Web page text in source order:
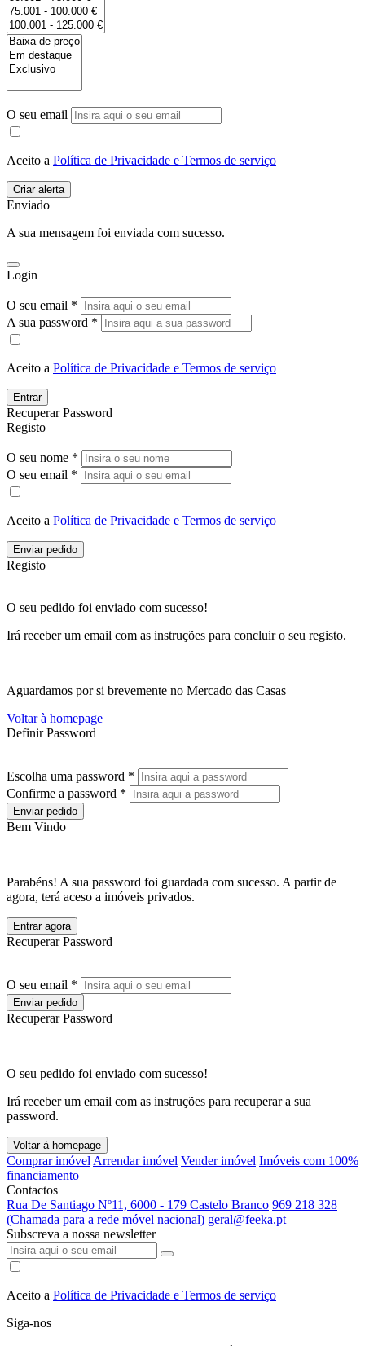
O seu email
Aceito a Política de Privacidade e Termos de serviço
Enviado
A sua mensagem foi enviada com sucesso.
Login
O seu email *
A sua password *
Aceito a Política de Privacidade e Termos de serviço
Entrar
Recuperar Password
Registo
O seu nome *
O seu email *
Aceito a Política de Privacidade e Termos de serviço
Enviar pedido
Registo
O seu pedido foi enviado com sucesso!
Irá receber um email com as instruções para concluir o seu registo.
Aguardamos por si brevemente no Mercado das Casas
Voltar à homepage
Definir Password
Escolha uma password *
Confirme a password *
Enviar pedido
Bem Vindo
Parabéns! A sua password foi guardada com sucesso. A partir de
agora, terá aceso a imóveis privados.
Entrar agora
Recuperar Password
O seu email *
Enviar pedido
Recuperar Password
O seu pedido foi enviado com sucesso!
Irá receber um email com as instruções para recuperar a sua
password.
Voltar à homepage
Comprar imóvel Arrendar imóvel Vender imóvel Imóveis com 100%
financiamento
Contactos
Rua De Santiago Nº11, 6000 - 179 Castelo Branco 969 218 328
(Chamada para a rede móvel nacional) geral@feeka.pt
Subscreva a nossa newsletter
Aceito a Política de Privacidade e Termos de serviço
Siga-nos